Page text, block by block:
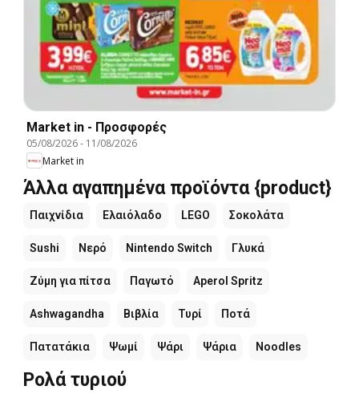
Market in - Προσφορές
05/08/2026- 11/08/2026
Market in
Άλλα αγαπημένα προϊόντα {product}
Παιχνίδια Ελαιόλαδο LEGO Σοκολάτα
Sushi Νερό Nintendo Switch Γλυκά
Ζύμη για πίτσα Παγωτό Aperol Spritz
Ashwagandha Βιβλία Τυρί Ποτά
Πατατάκια Ψωμί Ψάρι Ψάρια Noodles
Ρολά τυριού